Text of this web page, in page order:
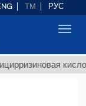
кислота
TM РУС